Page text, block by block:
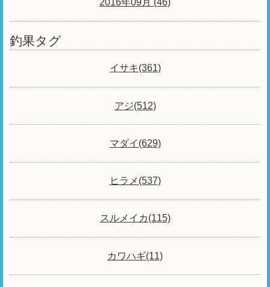
2016年09月 (46)
釣果タグ
イサキ(361)
アジ(512)
マダイ(629)
ヒラメ(537)
スルメイカ(115)
カワハギ(11)